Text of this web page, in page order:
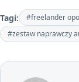
Tagi: #freelander
#zestaw naprawczy